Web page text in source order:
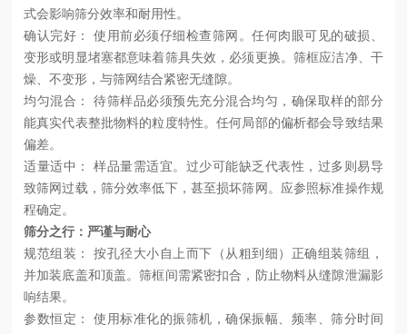
式会影响筛分效率和耐用性。
确认完好：
使用前必须仔细检查筛网。任何肉眼可见的破损、
变形或明显堵塞都意味着筛具失效，必须更换。筛框应洁净、干
燥、不变形，与筛网结合紧密无缝隙。
均匀混合：
待筛样品必须预先充分混合均匀，确保取样的部分
能真实代表整批物料的粒度特性。任何局部的偏析都会导致结果
偏差。
适量适中：
样品量需适宜。过少可能缺乏代表性，过多则易导
致筛网过载，筛分效率低下，甚至损坏筛网。应参照标准操作规
程确定。
筛分之行：严谨与耐心
规范组装：
按孔径大小自上而下（从粗到细）正确组装筛组，
并加装底盖和顶盖。筛框间需紧密扣合，防止物料从缝隙泄漏影
响结果。
参数恒定：
使用标准化的振筛机，确保振幅、频率、筛分时间